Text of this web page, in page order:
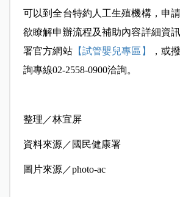
可以到全台特約人工生殖機構，申
欲瞭解申辦流程及補助內容詳細資
署官方網站【試管嬰兒專區】
，或
詢專線02-2558-0900洽詢。
整理／林宜屏
資料來源／國民健康署
圖片來源／photo-ac